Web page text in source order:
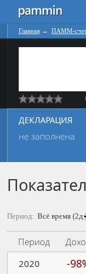
Главная→ ПАММ-
ДЕКЛАРАЦИЯ
не заполнена
Период:
Период
2020
-